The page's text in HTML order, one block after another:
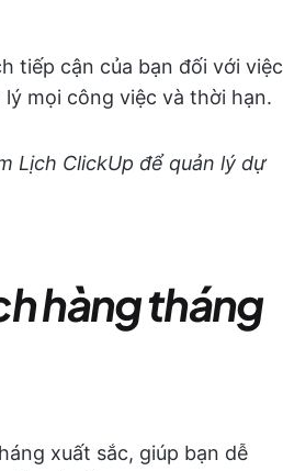
tiếp cận của bạn đối với việc
mọi công việc và thời hạn.
Lịch ClickUp để quản lý dự
hàng tháng
xuất sắc, giúp bạn dễ